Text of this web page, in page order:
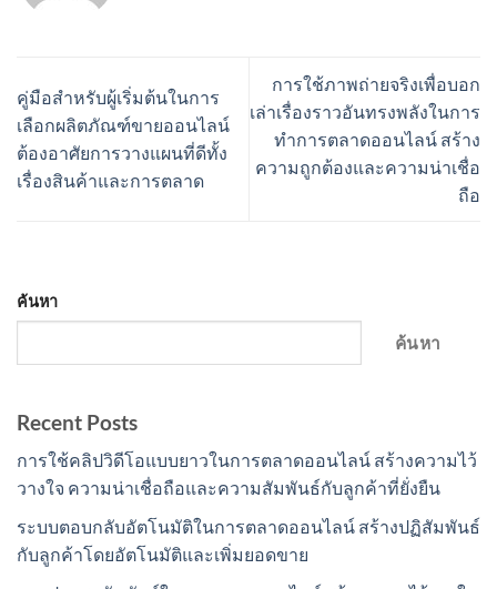
คู่มือสำหรับผู้เริ่มต้นในการ
เลือกผลิตภัณฑ์ขายออนไลน์
ต้องอาศัยการวางแผนที่ดีทั้ง
เรื่องสินค้าและการตลาด
การใช้ภาพถ่ายจริงเพื่อบอก
เล่าเรื่องราวอันทรงพลังในการ
ทำการตลาดออนไลน์ สร้าง
ความถูกต้องและความน่าเชื่อ
ถือ
ค้นหา
ค้นหา
Recent Posts
การใช้คลิปวิดีโอแบบยาวในการตลาดออนไลน์ สร้างความไว้
วางใจ ความน่าเชื่อถือและความสัมพันธ์กับลูกค้าที่ยั่งยืน
ระบบตอบกลับอัตโนมัติในการตลาดออนไลน์ สร้างปฏิสัมพันธ์
กับลูกค้าโดยอัตโนมัติและเพิ่มยอดขาย